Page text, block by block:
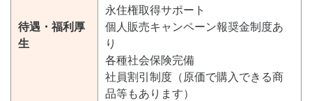
待遇・福利厚
生
永住権取得サポート
個人販売キャンペーン報奨金制度あ
り
各種社会保険完備
社員割引制度（原価で購入できる商
品等もあります）